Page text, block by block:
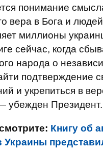
понимание
вера в Бога и
миллионы
сейчас, когда
народа о
подтверждение
и укрепиться в
убежден Президент.
Книгу об
Украины